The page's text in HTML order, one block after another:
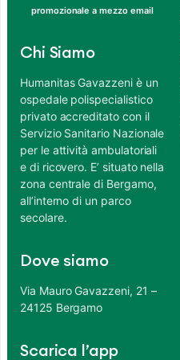
promozionale a mezzo email
Chi Siamo
Humanitas Gavazzeni è un
ospedale polispecialistico
privato accreditato con il
Servizio Sanitario Nazionale
per le attività ambulatoriali
e di ricovero. E’ situato nella
zona centrale di Bergamo,
all’interno di un parco
secolare.
Dove siamo
Via Mauro Gavazzeni, 21 –
24125 Bergamo
Scarica l’app